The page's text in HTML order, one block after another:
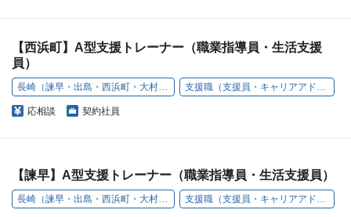
【西浜町】A型支援トレーナー（職業指導員・生活支援
員）
長崎（諫早・出島・西浜町・大村・西本町） 支援職（支援員・キャリアアドバイザー）
応相談 契約社員
【諫早】A型支援トレーナー（職業指導員・生活支援員）
長崎（諫早・出島・西浜町・大村・西本町） 支援職（支援員・キャリアアドバイザー）